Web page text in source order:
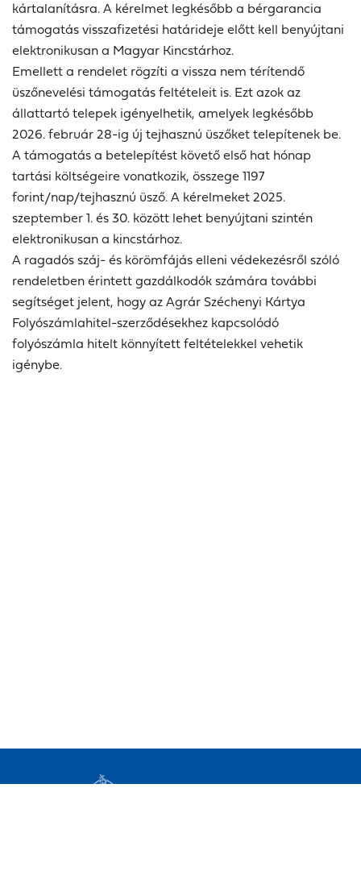
kártalanításra. A kérelmet legkésőbb a bérgarancia
támogatás visszafizetési határideje előtt kell benyújtani
elektronikusan a Magyar Kincstárhoz.
Emellett a rendelet rögzíti a vissza nem térítendő
üszőnevelési támogatás feltételeit is. Ezt azok az
állattartó telepek igényelhetik, amelyek legkésőbb
2026. február 28-ig új tejhasznú üszőket telepítenek be.
A támogatás a betelepítést követő első hat hónap
tartási költségeire vonatkozik, összege 1197
forint/nap/tejhasznú üsző. A kérelmeket 2025.
szeptember 1. és 30. között lehet benyújtani szintén
elektronikusan a kincstárhoz.
A ragadós száj- és körömfájás elleni védekezésről szóló
rendeletben érintett gazdálkodók számára további
segítséget jelent, hogy az Agrár Széchenyi Kártya
Folyószámlahitel-szerződésekhez kapcsolódó
folyószámla hitelt könnyített feltételekkel vehetik
igénybe.